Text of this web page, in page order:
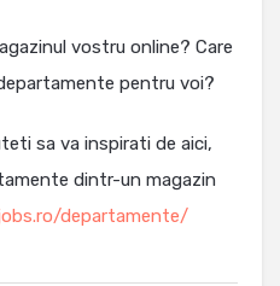
vostru online? Care
pentru voi?
sa va inspirati de aici,
dintr-un magazin
departamente/